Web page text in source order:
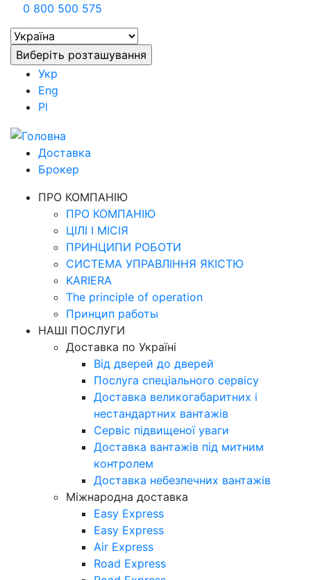
0 800 500 575
Укр
Eng
Pl
Доставка
Брокер
ПРО КОМПАНІЮ
ПРО КОМПАНІЮ
ЦІЛІ І МІСІЯ
ПРИНЦИПИ РОБОТИ
СИСТЕМА УПРАВЛІННЯ ЯКІСТЮ
KARIERA
The principle of operation
Принцип работы
НАШІ ПОСЛУГИ
Доставка по Україні
Від дверей до дверей
Послуга спеціального сервісу
Доставка великогабаритних і
нестандартних вантажів
Сервіс підвищеної уваги
Доставка вантажів під митним
контролем
Доставка небезпечних вантажів
Міжнародна доставка
Easy Express
Easy Express
Air Express
Road Express